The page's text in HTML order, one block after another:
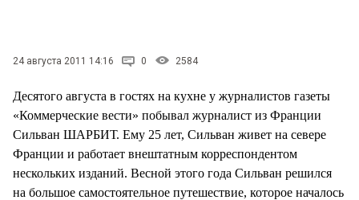
24 августа 2011 14:16 0 2584
Десятого августа в гостях на кухне у журналистов газеты
«Коммерческие вести» побывал журналист из Франции
Сильван ШАРБИТ. Ему 25 лет, Сильван живет на севере
Франции и работает внештатным корреспондентом
нескольких изданий. Весной этого года Сильван решился
на большое самостоятельное путешествие, которое началось